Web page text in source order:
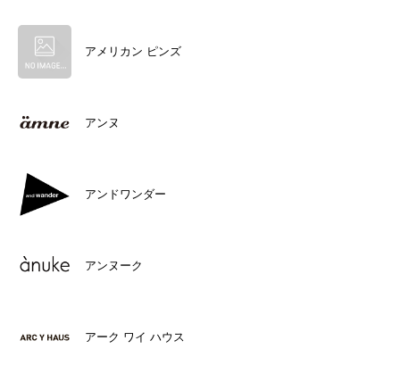
アメリカン ピンズ
アンヌ
アンドワンダー
アンヌーク
アーク ワイ ハウス